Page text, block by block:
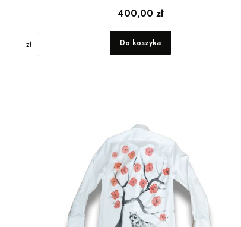
zł
Cena
400,00 zł
Do koszyka